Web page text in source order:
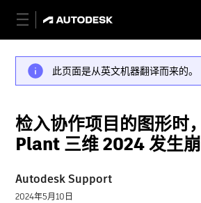
此页面是从英文机器翻译而来的。
检入协作项目的图形时
Plant 三维 2024 发生
Autodesk Support
2024年5月10日